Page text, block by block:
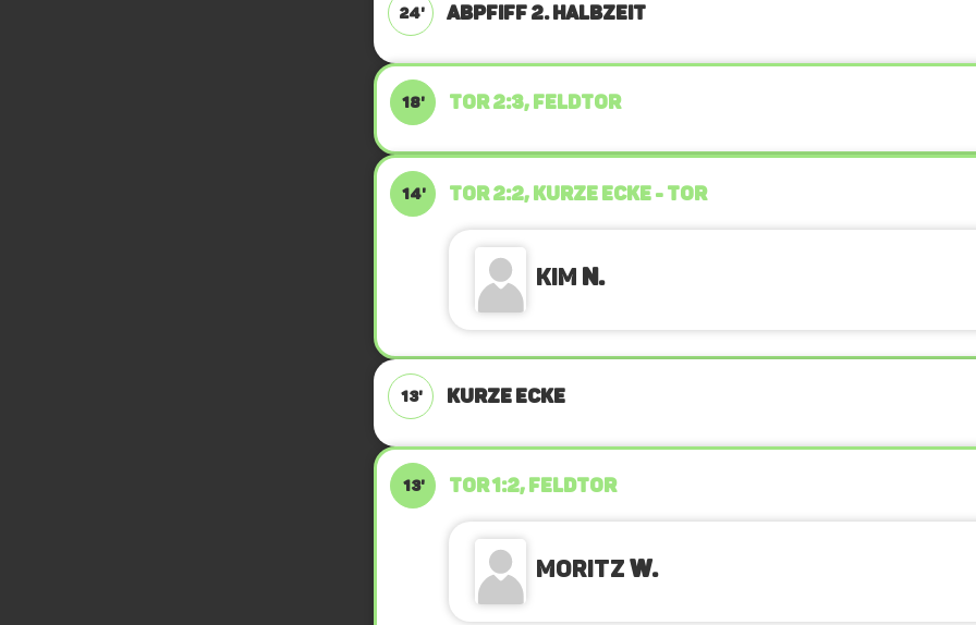
24' ABPFIFF 2. Halbzeit
18' TOR 2:3, FELDTOR
14' TOR 2:2, KURZE ECKE - TOR
Kim N.
13' KURZE ECKE
13' TOR 1:2, FELDTOR
MoritzW.